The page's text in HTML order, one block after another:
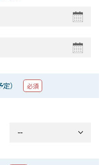
） 必須